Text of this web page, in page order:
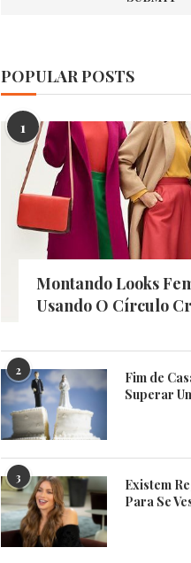
POPULAR POSTS
1
Montando Looks
Usando O Círculo
2
Fim de
Superar
3
Existem
Para Se